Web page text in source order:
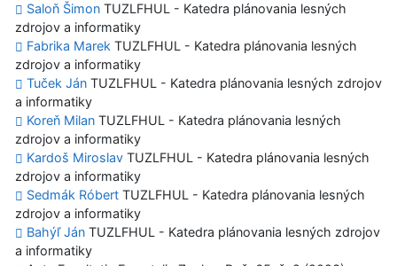
Saloň Šimon TUZLFHUL - Katedra plánovania lesných
zdrojov a informatiky
Fabrika Marek TUZLFHUL - Katedra plánovania lesných
zdrojov a informatiky
Tuček Ján TUZLFHUL - Katedra plánovania lesných zdrojov
a informatiky
Koreň Milan TUZLFHUL - Katedra plánovania lesných
zdrojov a informatiky
Kardoš Miroslav TUZLFHUL - Katedra plánovania lesných
zdrojov a informatiky
Sedmák Róbert TUZLFHUL - Katedra plánovania lesných
zdrojov a informatiky
Bahýľ Ján TUZLFHUL - Katedra plánovania lesných zdrojov
a informatiky